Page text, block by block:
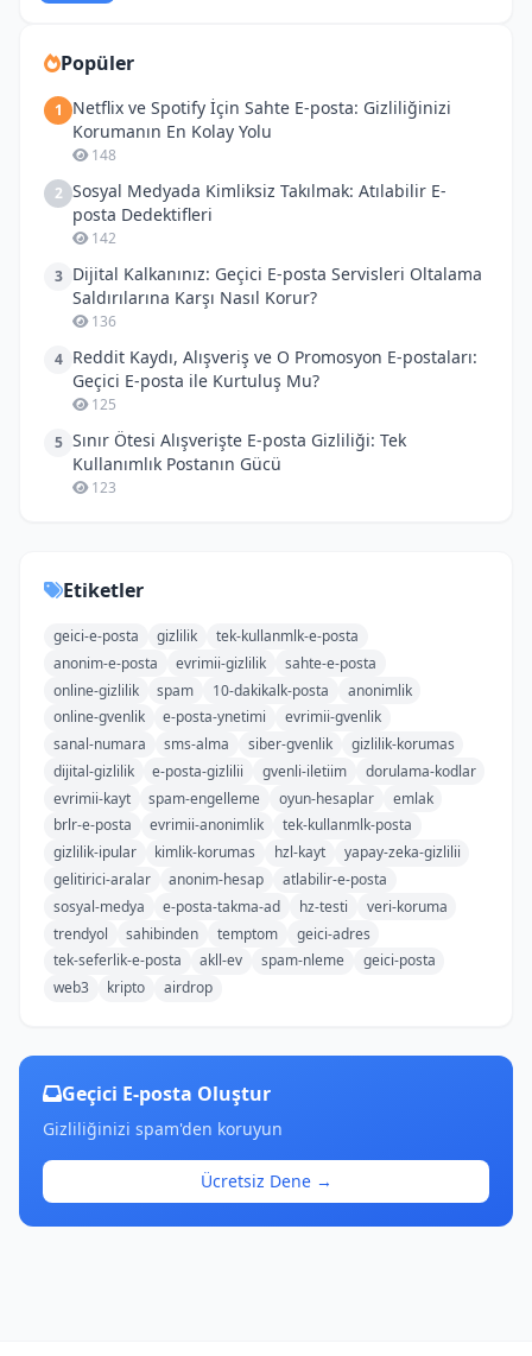
Popüler
1
Netflix ve Spotify İçin Sahte E-posta: Gizliliğinizi
Korumanın En Kolay Yolu
148
2 Sosyal Medyada Kimliksiz Takılmak: Atılabilir E-
posta Dedektifleri
142
3 Dijital Kalkanınız: Geçici E-posta Servisleri Oltalama
Saldırılarına Karşı Nasıl Korur?
136
4 Reddit Kaydı, Alışveriş ve O Promosyon E-postaları:
Geçici E-posta ile Kurtuluş Mu?
125
5 Sınır Ötesi Alışverişte E-posta Gizliliği: Tek
Kullanımlık Postanın Gücü
123
Etiketler
geici-e-posta gizlilik
tek-kullanmlk-e-posta
anonim-e-posta
evrimii-gizlilik
sahte-e-posta
online-gizlilik
spam 10-dakikalk-posta
anonimlik
online-gvenlik
e-posta-ynetimi
evrimii-gvenlik
sanal-numara
sms-alma siber-gvenlik
gizlilik-korumas
dijital-gizlilik
e-posta-gizlilii gvenli-iletiim
dorulama-kodlar
evrimii-kayt
spam-engelleme oyun-hesaplar
emlak
brlr-e-posta
evrimii-anonimlik
tek-kullanmlk-posta
gizlilik-ipular
kimlik-korumas hzl-kayt
yapay-zeka-gizlilii
gelitirici-aralar
anonim-hesap
atlabilir-e-posta
sosyal-medya
e-posta-takma-ad hz-testi
veri-koruma
trendyol
sahibinden temptom
geici-adres
tek-seferlik-e-posta
akll-ev spam-nleme
geici-posta
web3
kripto airdrop
Geçici E-posta Oluştur
Gizliliğinizi spam'den koruyun
Ücretsiz Dene →